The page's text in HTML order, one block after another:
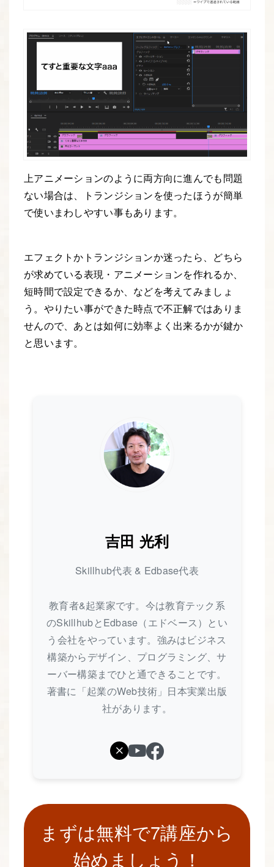
上アニメーションのように両方向に進んでも問題
ない場合は、トランジションを使ったほうが簡単
で使いまわしやすい事もあります。
エフェクトかトランジションか迷ったら、どちら
が求めている表現・アニメーションを作れるか、
短時間で設定できるか、などを考えてみましょ
う。やりたい事ができた時点で不正解ではありま
せんので、あとは如何に効率よく出来るかが鍵か
と思います。
吉田 光利
Skillhub代表 & Edbase代表
教育者&起業家です。今は教育テック系
のSkillhubとEdbase（エドベース）とい
う会社をやっています。強みはビジネス
構築からデザイン、プログラミング、サ
ーバー構築までひと通できることです。
著書に「起業のWeb技術」日本実業出版
社があります。
まずは無料で7講座から
始めましょう！